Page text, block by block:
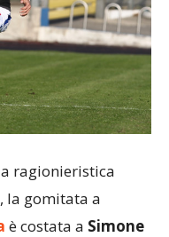
ragionieristica
la gomitata a
è costata a Simone